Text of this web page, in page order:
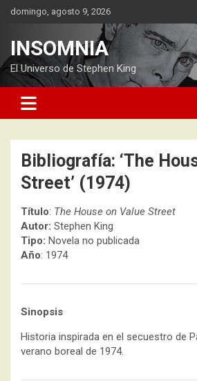
Saltardomingo, agosto 9, 2026
INSOMNIA
El Universo de Stephen King
Bibliografía: ‘The
Street’ (1974)
Título: The House on Value Street
Autor: Stephen King
Tipo: Novela no publicada
Año: 1974
Sinopsis
Historia inspirada en el secuestro de
verano boreal de 1974.